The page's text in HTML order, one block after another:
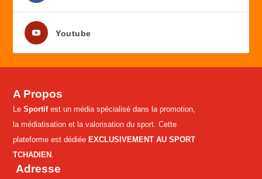
Youtube
A Propos
LeSportifest un média spécialisé dans la promotion,
la médiatisation et la valorisation du sport. Cette
plateforme est dédiée EXCLUSIVEMENT AU SPORT
TCHADIEN .
Adresse